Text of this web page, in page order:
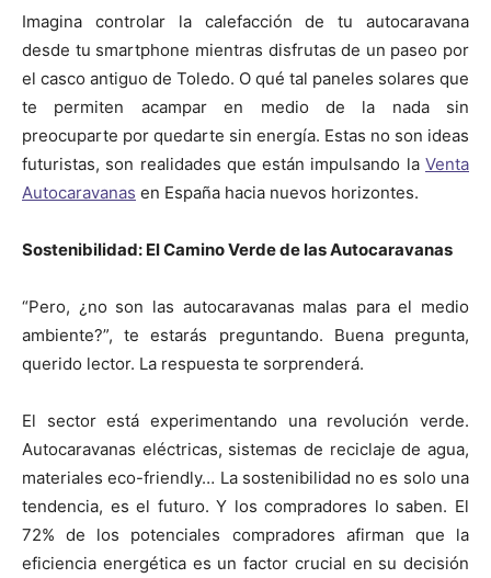
Imagina controlar la calefacción de tu autocaravana
desde tu smartphone mientras disfrutas de un paseo por
el casco antiguo de Toledo. O qué tal paneles solares que
te permiten acampar en medio de la nada sin
preocuparte por quedarte sin energía. Estas no son ideas
futuristas, son realidades que están impulsando la Venta
Autocaravanas en España hacia nuevos horizontes.
Sostenibilidad: El Camino Verde de las Autocaravanas
“Pero, ¿no son las autocaravanas malas para el medio
ambiente?”, te estarás preguntando. Buena pregunta,
querido lector. La respuesta te sorprenderá.
El sector está experimentando una revolución verde.
Autocaravanas eléctricas, sistemas de reciclaje de agua,
materiales eco-friendly… La sostenibilidad no es solo una
tendencia, es el futuro. Y los compradores lo saben. El
72% de los potenciales compradores afirman que la
eficiencia energética es un factor crucial en su decisión